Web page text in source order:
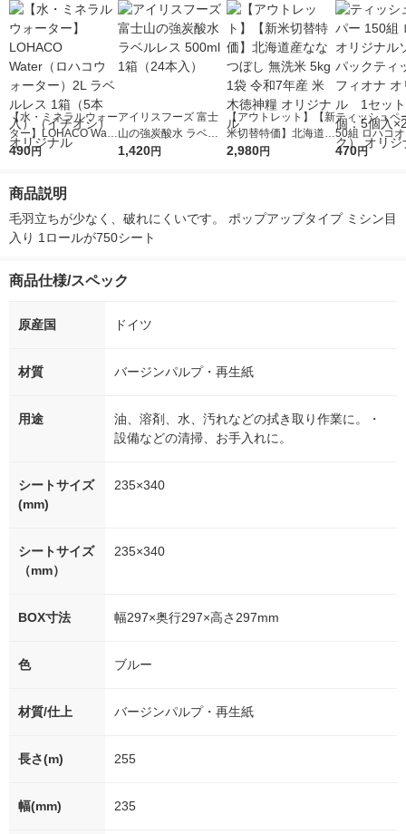
【水・ミネラルウォー
ター】LOHACO Wate
r（ロハコウォータ
シ） オリジナル
490円
アイリスフーズ 富士
山の強炭酸水 ラベル
レス 500ml 1箱（24
1,420円
【アウトレット】【新
米切替特価】北海道産
ななつぼし 無洗米 5k
2,980円
ティッシュペ
50組 ロハコ
ルソフトパッ
オリジナル
470円
商品説明
毛羽立ちが少なく、破れにくいです。 ポップアップタイプ ミシン目
入り 1ロールが750シート
商品仕様/スペック
原産国 ドイツ
材質 バージンパルプ・再生紙
用途
油、溶剤、水、汚れなどの拭き取り作業に。・
設備などの清掃、お手入れに。
シートサイズ
(mm)
235×340
シートサイズ
（mm）
235×340
BOX寸法 幅297×奥行297×高さ297mm
色 ブルー
材質/仕上 バージンパルプ・再生紙
長さ(m) 255
幅(mm) 235